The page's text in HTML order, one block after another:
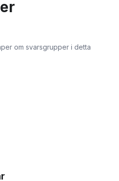
options
om svarsgrupper i detta